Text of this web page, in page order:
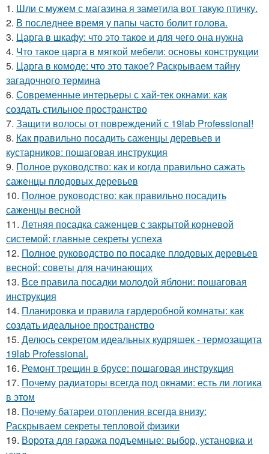
1. Шли с мужем с магазина я заметила вот такую птичку.
2. В последнее время у папы часто болит голова.
3. Царга в шкафу: что это такое и для чего она нужна
4. Что такое царга в мягкой мебели: основы конструкции
5. Царга в комоде: что это такое? Раскрываем тайну
загадочного термина
6. Современные интерьеры с хай-тек окнами: как
создать стильное пространство
7. Защити волосы от повреждений с 19lab Professional!
8. Как правильно посадить саженцы деревьев и
кустарников: пошаговая инструкция
9. Полное руководство: как и когда правильно сажать
саженцы плодовых деревьев
10. Полное руководство: как правильно посадить
саженцы весной
11. Летняя посадка саженцев с закрытой корневой
системой: главные секреты успеха
12. Полное руководство по посадке плодовых деревьев
весной: советы для начинающих
13. Все правила посадки молодой яблони: пошаговая
инструкция
14. Планировка и правила гардеробной комнаты: как
создать идеальное пространство
15. Делюсь секретом идеальных кудряшек - термозащита
19lab Professional.
16. Ремонт трещин в брусе: пошаговая инструкция
17. Почему радиаторы всегда под окнами: есть ли логика
в этом
18. Почему батареи отопления всегда внизу:
Раскрываем секреты тепловой физики
19. Ворота для гаража подъемные: выбор, установка и